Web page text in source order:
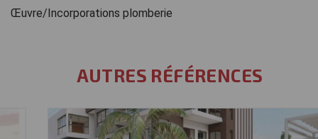
Œuvre/Incorporations plomberie
AUTRES RÉFÉRENCES